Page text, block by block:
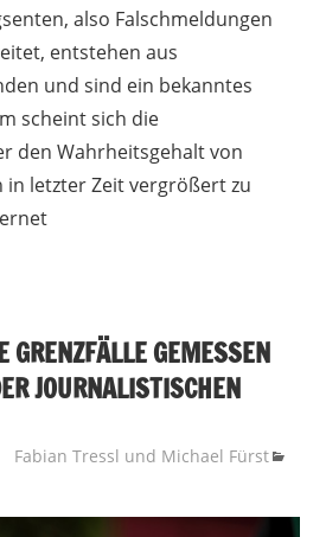
also Falschmeldungen
entstehen aus
und sind ein bekanntes
scheint sich die
den Wahrheitsgehalt von
letzter Zeit vergrößert zu
GRENZFÄLLE GEMESSEN
JOURNALISTISCHEN
Fabian Tressl und Michael Fürst